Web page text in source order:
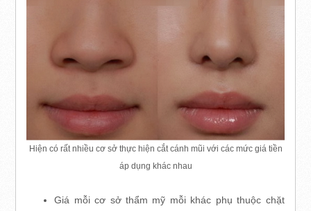
Hiện có rất nhiều cơ sở thực hiện cắt cánh mũi với các mức giá tiền
áp dụng khác nhau
Giá mỗi cơ sở thẩm mỹ mỗi khác phụ thuộc chặt